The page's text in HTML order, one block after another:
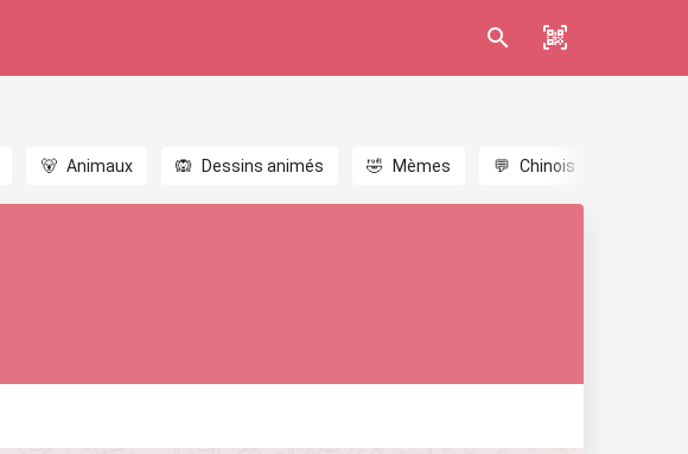
🐻 Animaux 🙉 Dessins animés 🤣 Mèmes 💬 Chinois